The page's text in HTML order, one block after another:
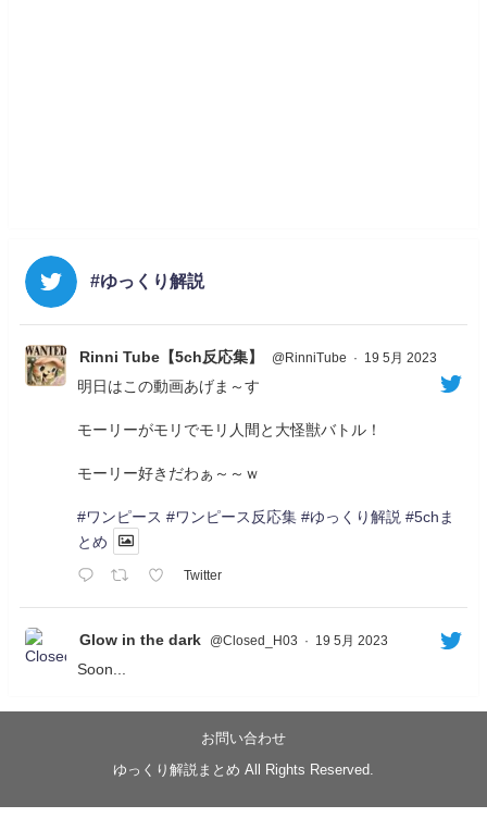
#ゆっくり解説
Rinni Tube【5ch反応集】 @RinniTube · 19 5月 2023
明日はこの動画あげま～す
モーリーがモリでモリ人間と大怪獣バトル！
モーリー好きだわぁ～～ｗ
#ワンピース #ワンピース反応集 #ゆっくり解説 #5chま
とめ
Twitter
Glow in the dark @Closed_H03 · 19 5月 2023
Soon...
【忍】ゆっくり季節性ドネート2021初夏22･23春/異世
界ファンタジー回解説【殺】～トリダ編
https://www.nicovideo.jp/watch/sm42161719
お問い合わせ
ゆっくり解説まとめ All Rights Reserved.